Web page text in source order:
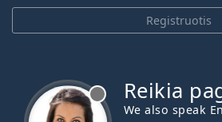
Registruotis
Reikia
We also speak